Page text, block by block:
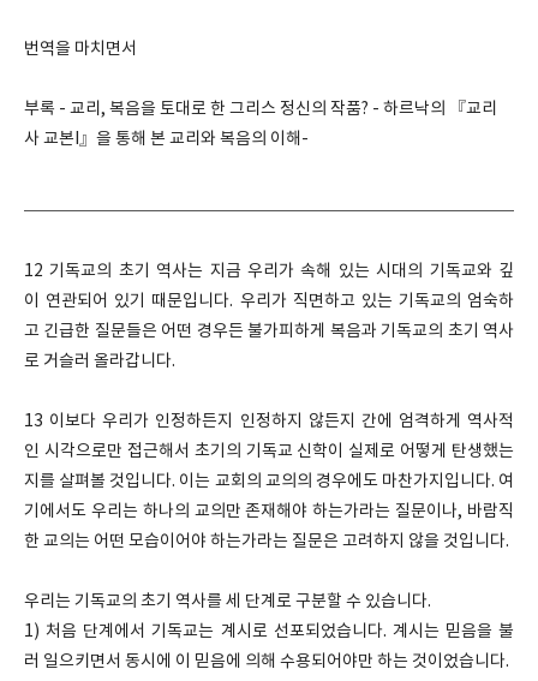
번역을 마치면서
부록 - 교리, 복음을 토대로 한 그리스 정신의 작품? - 하르낙의 『교리
사 교본I』을 통해 본 교리와 복음의 이해-
12 기독교의 초기 역사는 지금 우리가 속해 있는 시대의 기독교와 깊
이 연관되어 있기 때문입니다. 우리가 직면하고 있는 기독교의 엄숙하
고 긴급한 질문들은 어떤 경우든 불가피하게 복음과 기독교의 초기 역사
로 거슬러 올라갑니다.
13 이보다 우리가 인정하든지 인정하지 않든지 간에 엄격하게 역사적
인 시각으로만 접근해서 초기의 기독교 신학이 실제로 어떻게 탄생했는
지를 살펴볼 것입니다. 이는 교회의 교의의 경우에도 마찬가지입니다. 여
기에서도 우리는 하나의 교의만 존재해야 하는가라는 질문이나, 바람직
한 교의는 어떤 모습이어야 하는가라는 질문은 고려하지 않을 것입니다.
우리는 기독교의 초기 역사를 세 단계로 구분할 수 있습니다.
1) 처음 단계에서 기독교는 계시로 선포되었습니다. 계시는 믿음을 불
러 일으키면서 동시에 이 믿음에 의해 수용되어야만 하는 것이었습니다.